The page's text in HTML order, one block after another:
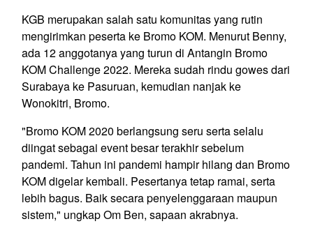
KGB merupakan salah satu komunitas yang rutin
mengirimkan peserta ke Bromo KOM. Menurut Benny,
ada 12 anggotanya yang turun di Antangin Bromo
KOM Challenge 2022. Mereka sudah rindu gowes dari
Surabaya ke Pasuruan, kemudian nanjak ke
Wonokitri, Bromo.
"Bromo KOM 2020 berlangsung seru serta selalu
diingat sebagai event besar terakhir sebelum
pandemi. Tahun ini pandemi hampir hilang dan Bromo
KOM digelar kembali. Pesertanya tetap ramai, serta
lebih bagus. Baik secara penyelenggaraan maupun
sistem," ungkap Om Ben, sapaan akrabnya.